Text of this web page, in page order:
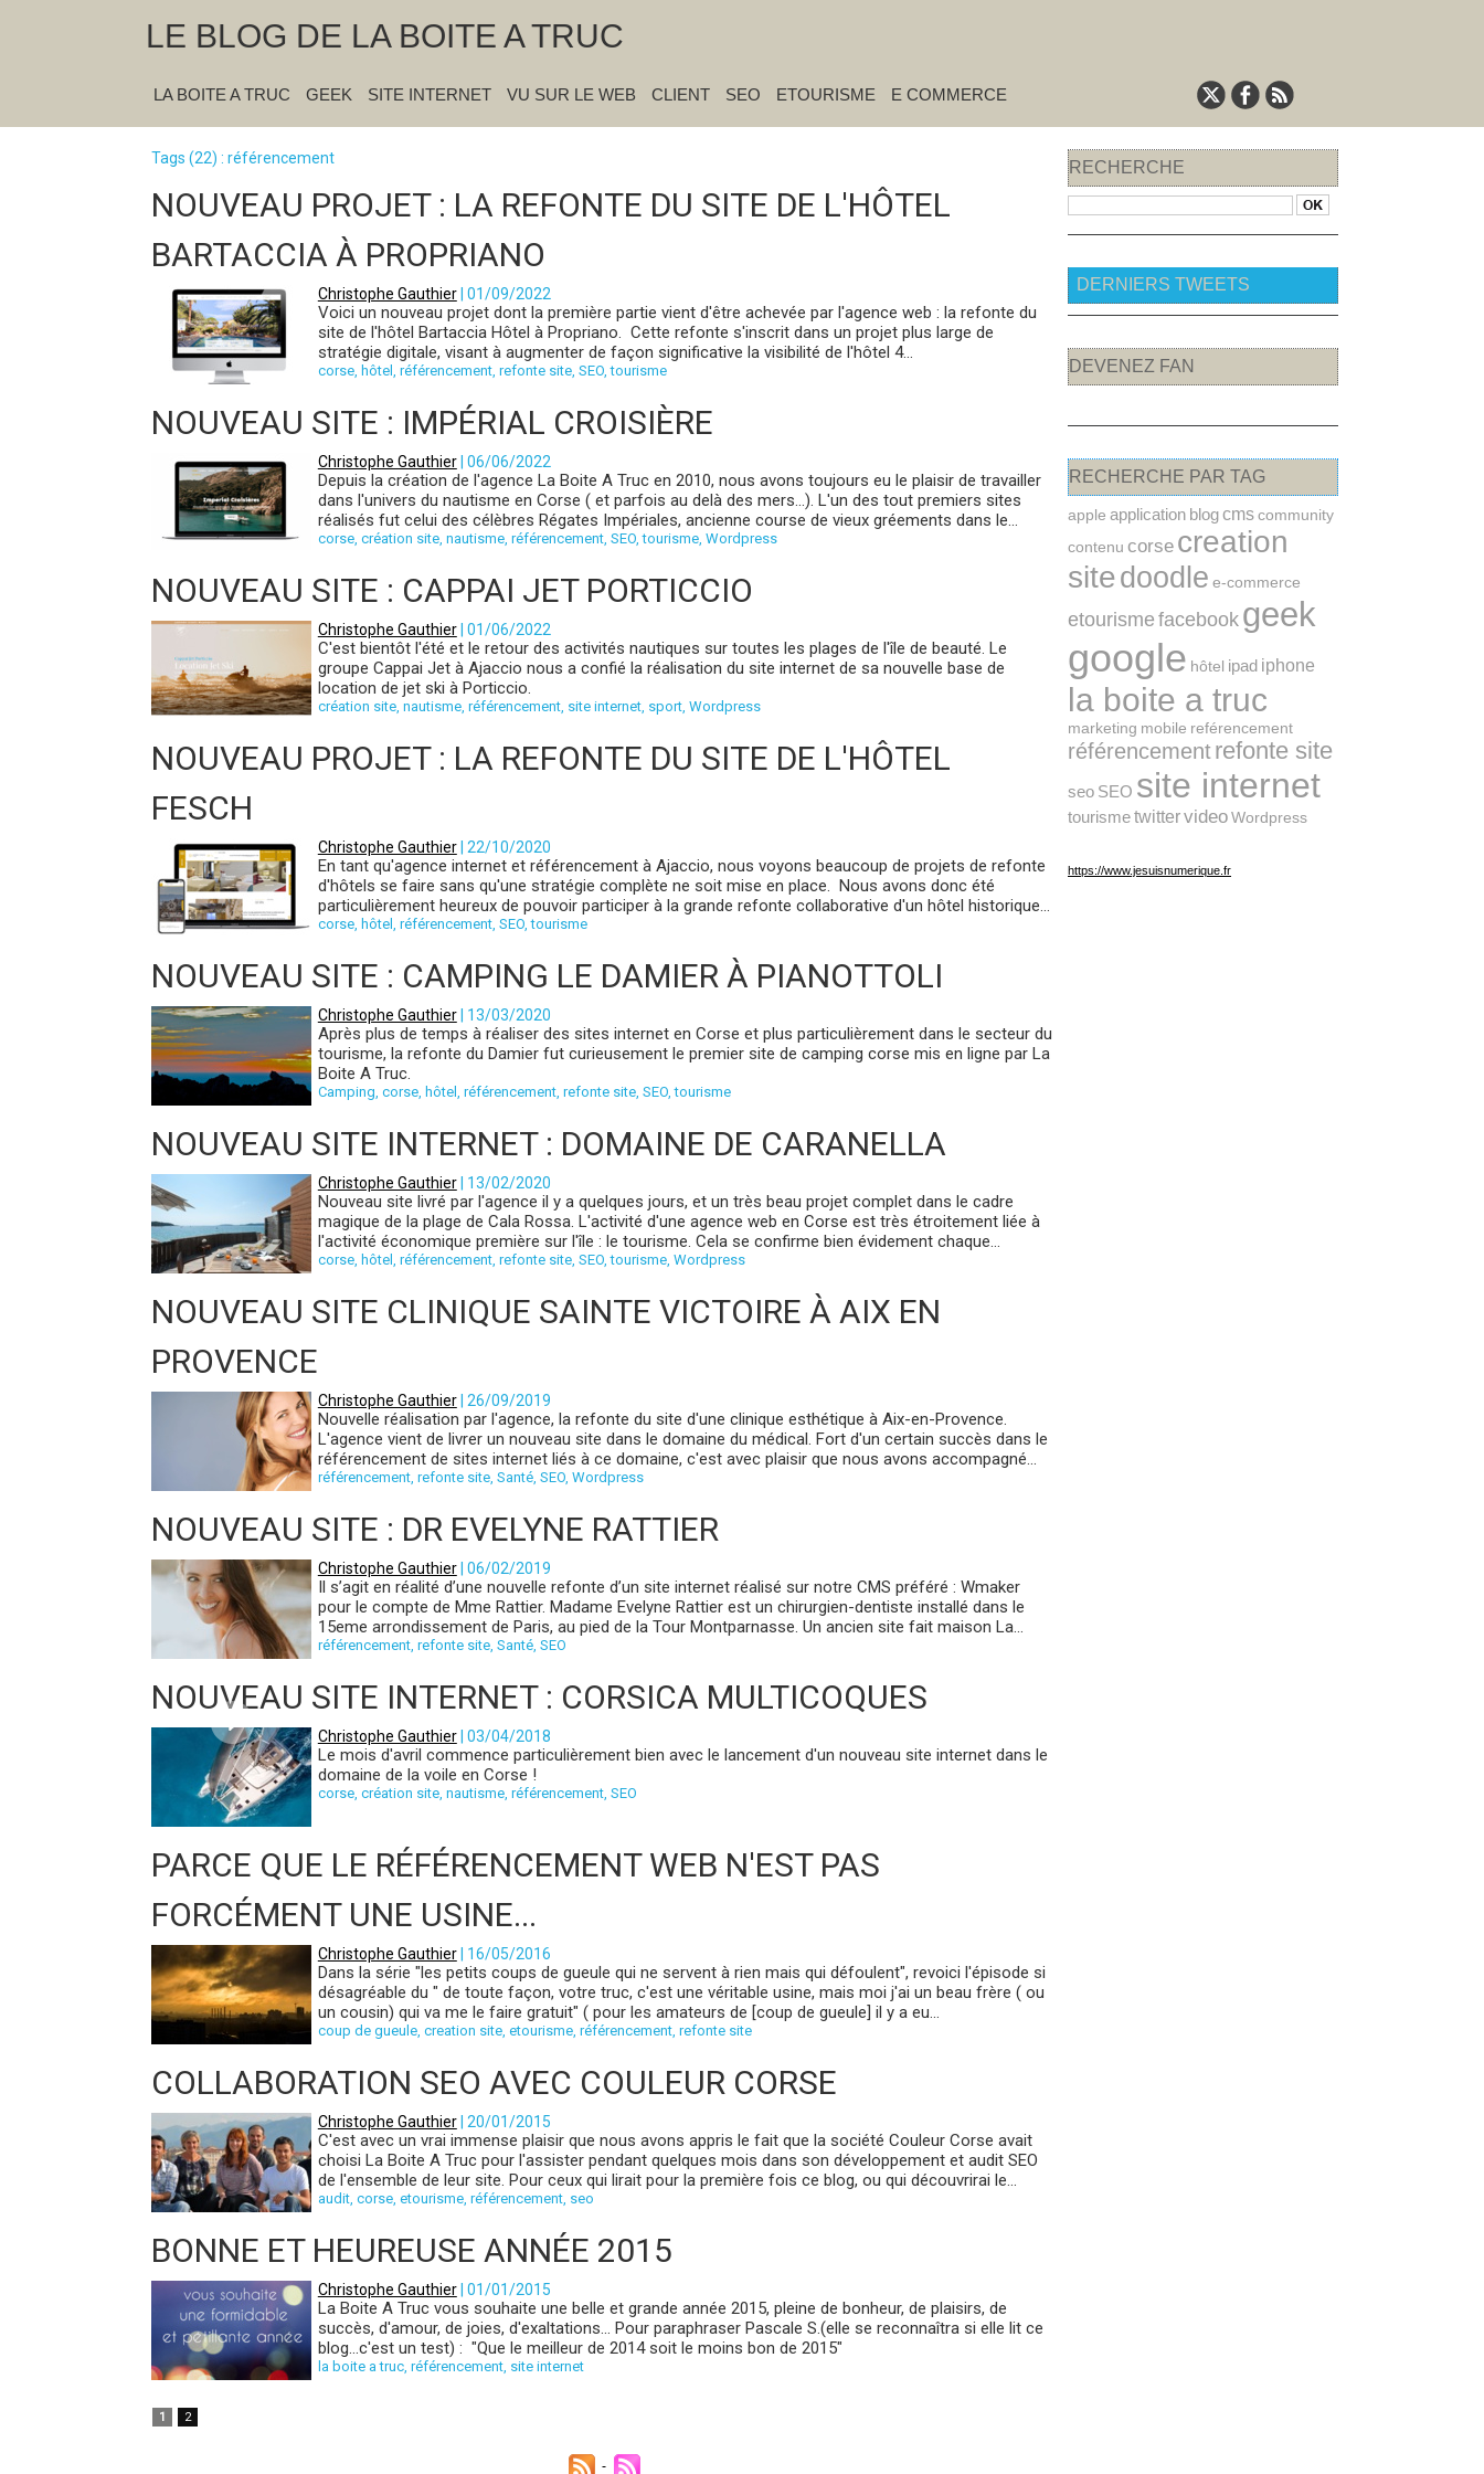
LE BLOG DE LA BOITE A TRUC
LA BOITE A TRUC GEEK SITE INTERNET VU SUR LE WEB CLIENT SEO ETOURISME E COMMERCE
Tags (22) : référencement
NOUVEAU PROJET : LA REFONTE DU SITE DE L'HÔTEL
BARTACCIA À PROPRIANO
Christophe Gauthier| 01/09/2022
Voici un nouveau projet dont la première partie vient d'être achevée par l'agence web : la refonte du
site de l'hôtel Bartaccia Hôtel à Propriano. Cette refonte s'inscrit dans un projet plus large de
stratégie digitale, visant à augmenter de façon significative la visibilité de l'hôtel 4...
corse, hôtel , référencement, refonte site, SEO,tourisme
NOUVEAU SITE : IMPÉRIAL CROISIÈRE
Christophe Gauthier| 06/06/2022
Depuis la création de l'agence La Boite A Truc en 2010, nous avons toujours eu le plaisir de travailler
dans l'univers du nautisme en Corse ( et parfois au delà des mers...). L'un des tout premiers sites
réalisés fut celui des célèbres Régates Impériales, ancienne course de vieux gréements dans le...
corse, création site, nautisme, référencement, SEO,tourisme, Wordpress
NOUVEAU SITE : CAPPAI JET PORTICCIO
Christophe Gauthier| 01/06/2022
C'est bientôt l'été et le retour des activités nautiques sur toutes les plages de l'île de beauté. Le
groupe Cappai Jet à Ajaccio nous a confié la réalisation du site internet de sa nouvelle base de
location de jet ski à Porticcio.
création site, nautisme, référencement, site internet, sport, Wordpress
NOUVEAU PROJET : LA REFONTE DU SITE DE L'HÔTEL
FESCH
Christophe Gauthier| 22/10/2020
En tant qu'agence internet et référencement à Ajaccio, nous voyons beaucoup de projets de refonte
d'hôtels se faire sans qu'une stratégie complète ne soit mise en place. Nous avons donc été
particulièrement heureux de pouvoir participer à la grande refonte collaborative d'un hôtel historique...
corse, hôtel , référencement, SEO,tourisme
NOUVEAU SITE : CAMPING LE DAMIER À PIANOTTOLI
Christophe Gauthier| 13/03/2020
Après plus de temps à réaliser des sites internet en Corse et plus particulièrement dans le secteur du
tourisme, la refonte du Damier fut curieusement le premier site de camping corse mis en ligne par La
Boite A Truc.
Camping, corse, hôtel , référencement, refonte site, SEO,tourisme
NOUVEAU SITE INTERNET : DOMAINE DE CARANELLA
Christophe Gauthier| 13/02/2020
Nouveau site livré par l'agence il y a quelques jours, et un très beau projet complet dans le cadre
magique de la plage de Cala Rossa. L'activité d'une agence web en Corse est très étroitement liée à
l'activité économique première sur l'île : le tourisme. Cela se confirme bien évidement chaque...
corse, hôtel , référencement, refonte site, SEO,tourisme, Wordpress
NOUVEAU SITE CLINIQUE SAINTE VICTOIRE À AIX EN
PROVENCE
Christophe Gauthier| 26/09/2019
Nouvelle réalisation par l'agence, la refonte du site d'une clinique esthétique à Aix-en-Provence.
L'agence vient de livrer un nouveau site dans le domaine du médical. Fort d'un certain succès dans le
référencement de sites internet liés à ce domaine, c'est avec plaisir que nous avons accompagné...
référencement, refonte site, Santé, SEO, Wordpress
NOUVEAU SITE : DR EVELYNE RATTIER
Christophe Gauthier| 06/02/2019
Il s’agit en réalité d’une nouvelle refonte d’un site internet réalisé sur notre CMS préféré : Wmaker
pour le compte de Mme Rattier. Madame Evelyne Rattier est un chirurgien-dentiste installé dans le
15eme arrondissement de Paris, au pied de la Tour Montparnasse. Un ancien site fait maison La...
référencement, refonte site, Santé, SEO
NOUVEAU SITE INTERNET : CORSICA MULTICOQUES
Christophe Gauthier| 03/04/2018
Le mois d'avril commence particulièrement bien avec le lancement d'un nouveau site internet dans le
domaine de la voile en Corse !
corse, création site, nautisme, référencement, SEO
PARCE QUE LE RÉFÉRENCEMENT WEB N'EST PAS
FORCÉMENT UNE USINE...
Christophe Gauthier| 16/05/2016
Dans la série "les petits coups de gueule qui ne servent à rien mais qui défoulent", revoici l'épisode si
désagréable du " de toute façon, votre truc, c'est une véritable usine, mais moi j'ai un beau frère ( ou
un cousin) qui va me le faire gratuit" ( pour les amateurs de [coup de gueule] il y a eu...
coup de gueule, creation site, etourisme, référencement, refonte site
COLLABORATION SEO AVEC COULEUR CORSE
Christophe Gauthier| 20/01/2015
C'est avec un vrai immense plaisir que nous avons appris le fait que la société Couleur Corse avait
choisi La Boite A Truc pour l'assister pendant quelques mois dans son développement et audit SEO
de l'ensemble de leur site. Pour ceux qui lirait pour la première fois ce blog, ou qui découvrirai le...
audit, corse, etourisme, référencement, seo
BONNE ET HEUREUSE ANNÉE 2015
Christophe Gauthier| 01/01/2015
La Boite A Truc vous souhaite une belle et grande année 2015, pleine de bonheur, de plaisirs, de
succès, d'amour, de joies, d'exaltations... Pour paraphraser Pascale S.(elle se reconnaîtra si elle lit ce
blog...c'est un test) : "Que le meilleur de 2014 soit le moins bon de 2015"
la boite a truc, référencement, site internet
1 2
RECHERCHE
DERNIERS TWEETS
DEVENEZ FAN
RECHERCHE PAR TAG
apple application blogcmscommunity
contenu corse creation
sitedoodle e-commerce
etourisme facebook geek
google hôtel ipad iphone
la boite a truc
marketing mobile reférencement
référencementrefonte site
seo SEO site internet
tourismetwittervideoWordpress
https://www.jesuisnumerique.fr